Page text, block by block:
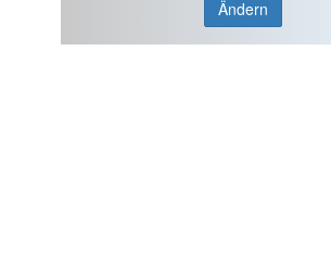
Ändern